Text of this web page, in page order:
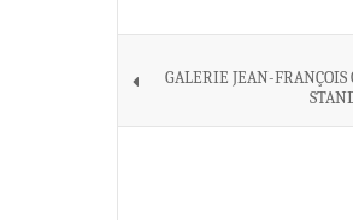
GALERIE JEAN-FRANÇOIS